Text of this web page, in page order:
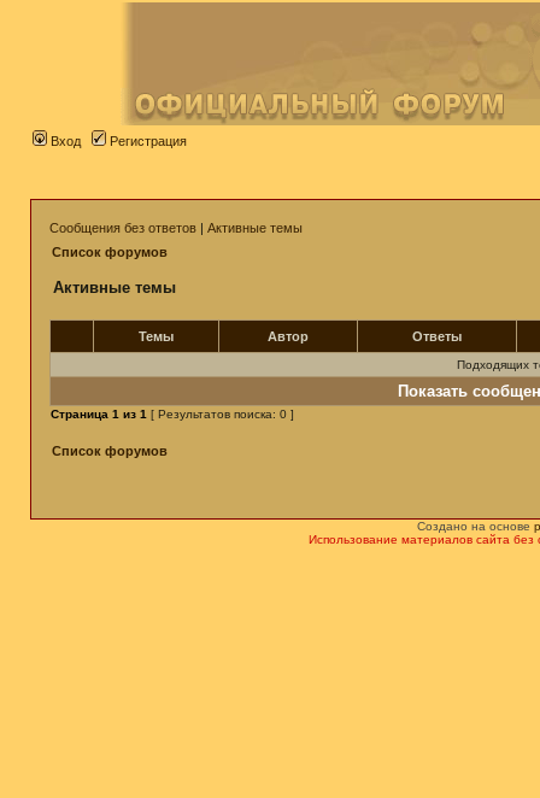
Вход Регистрация
Сообщения без ответов | Активные темы
Список форумов
Активные темы
Темы Автор Ответы
Подходящих
Показать
Страница 1 из 1 [ Результатов поиска: 0 ]
Список форумов
Создано на основе
Использование материалов сайта